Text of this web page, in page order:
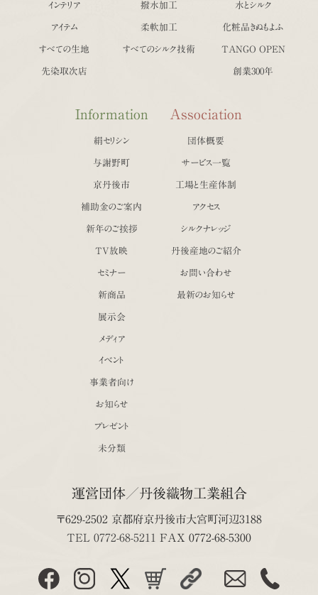
インテリア
アイテム
すべての生地
先染取次店
撥水加工
柔軟加工
すべてのシルク技術
水とシルク
化粧品きぬもよふ
TANGO OPEN
創業300年
Information
絹セリシン
与謝野町
京丹後市
補助金のご案内
新年のご挨拶
TV放映
セミナー
新商品
展示会
メディア
イベント
事業者向け
お知らせ
プレゼント
未分類
Association
団体概要
サービス一覧
工場と生産体制
アクセス
シルクナレッジ
丹後産地のご紹介
お問い合わせ
最新のお知らせ
運営団体／丹後織物工業組合
〒629-2502 京都府京丹後市大宮町河辺3188
TEL 0772-68-5211 FAX 0772-68-5300